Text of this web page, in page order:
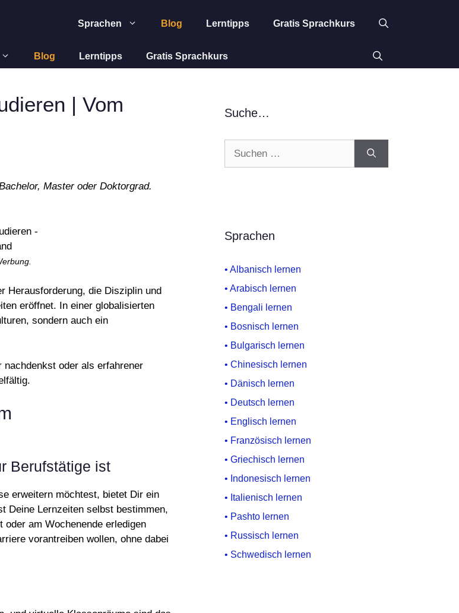
Sprachen Blog Lerntipps Gratis Sprachkurs
Blog Lerntipps Gratis Sprachkurs
| Vom
Master oder Doktorgrad.
Herausforderung, die Disziplin und
eröffnet. In einer globalisierten
sondern auch ein
nachdenkst oder als erfahrener
Berufstätige ist
erweitern möchtest, bietet Dir ein
Deine Lernzeiten selbst bestimmen,
oder am Wochenende erledigen
vorantreiben wollen, ohne dabei
Suche…
nach:
Sprachen
• Albanisch lernen
• Arabisch lernen
• Bengali lernen
• Bosnisch lernen
• Bulgarisch lernen
• Chinesisch lernen
• Dänisch lernen
• Deutsch lernen
• Englisch lernen
• Französisch lernen
• Griechisch lernen
• Indonesisch lernen
• Italienisch lernen
• Pashto lernen
• Russisch lernen
• Schwedisch lernen